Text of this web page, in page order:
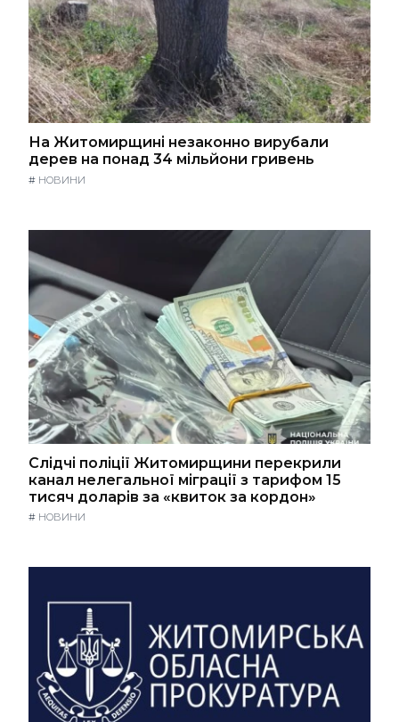
На Житомирщині незаконно вирубали
дерев на понад 34 мільйони гривень
# НОВИНИ
Слідчі поліції Житомирщини перекрили
канал нелегальної міграції з тарифом 15
тисяч доларів за «квиток за кордон»
# НОВИНИ